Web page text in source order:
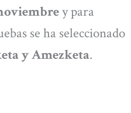
y para
se ha seleccionado
y Amezketa.